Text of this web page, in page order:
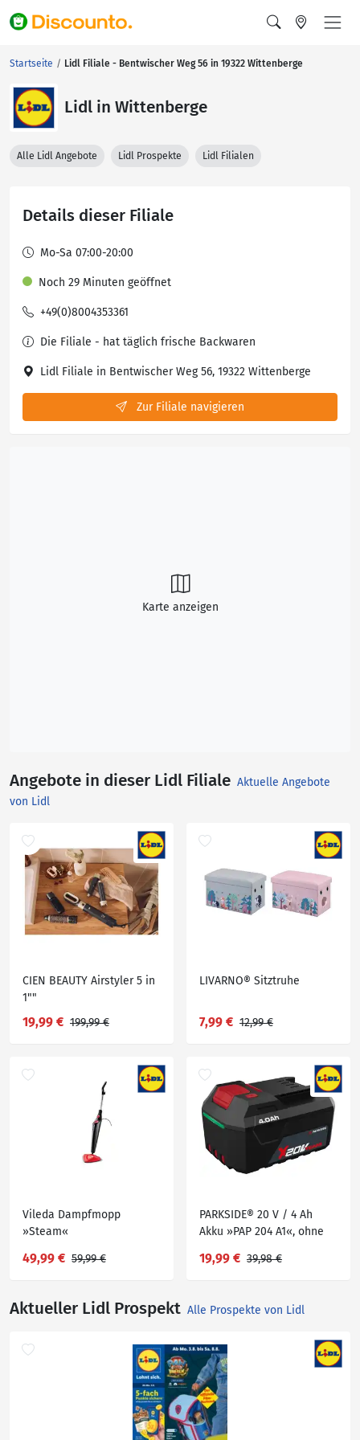
Startseite Lidl Filiale - Bentwischer Weg 56 in 19322 Wittenberge
Lidl in Wittenberge
Alle Lidl Angebote Lidl Prospekte Lidl Filialen
Details dieser Filiale
Mo-Sa 07:00-20:00
Noch 29 Minuten geöffnet
+49(0)8004353361
Die Filiale - hat täglich frische Backwaren
Lidl Filiale in Bentwischer Weg 56, 19322 Wittenberge
Zur Filiale navigieren
Karte anzeigen
Angebote in dieser Lidl Filiale Aktuelle Angebote
von Lidl
CIEN BEAUTY Airstyler 5 in
1""
19,99 € 199,99 €
LIVARNO® Sitztruhe
7,99 € 12,99 €
Vileda Dampfmopp
»Steam«
49,99 € 59,99 €
PARKSIDE® 20 V / 4 Ah
Akku »PAP 204 A1«, ohne
19,99 € 39,98 €
Aktueller Lidl Prospekt Alle Prospekte von Lidl